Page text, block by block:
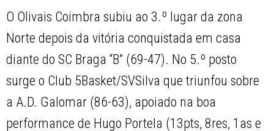
O Olivais Coimbra subiu ao 3.º lugar da zona
Norte depois da vitória conquistada em casa
diante do SC Braga “B” (69-47). No 5.º posto
surge o Club 5Basket/SVSilva que triunfou sobre
a A.D. Galomar (86-63), apoiado na boa
performance de Hugo Portela (13pts, 8res, 1as e